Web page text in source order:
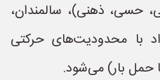
حسی، ذهنی)، سالمندان،
با محدودیت‌های حرکتی
حمل بار) می‌شود.